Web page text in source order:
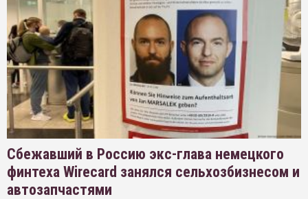
Сбежавший в Россию экс-глава немецкого
финтеха Wirecard занялся сельхозбизнесом и
автозапчастями